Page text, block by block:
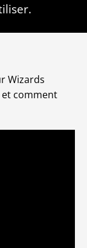
Wizards
et comment